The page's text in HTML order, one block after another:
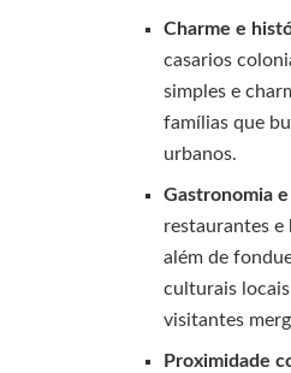
Charme e
casarios
simples e
famílias que
urbanos.
Gastronomia
restaurantes
além de
culturais
visitantes
Proximidade